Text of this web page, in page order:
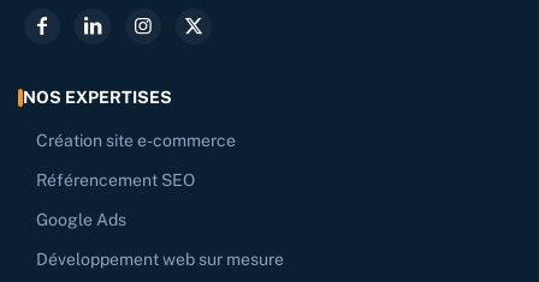
NOS EXPERTISES
Création site e-commerce
Référencement SEO
Google Ads
Développement web sur mesure